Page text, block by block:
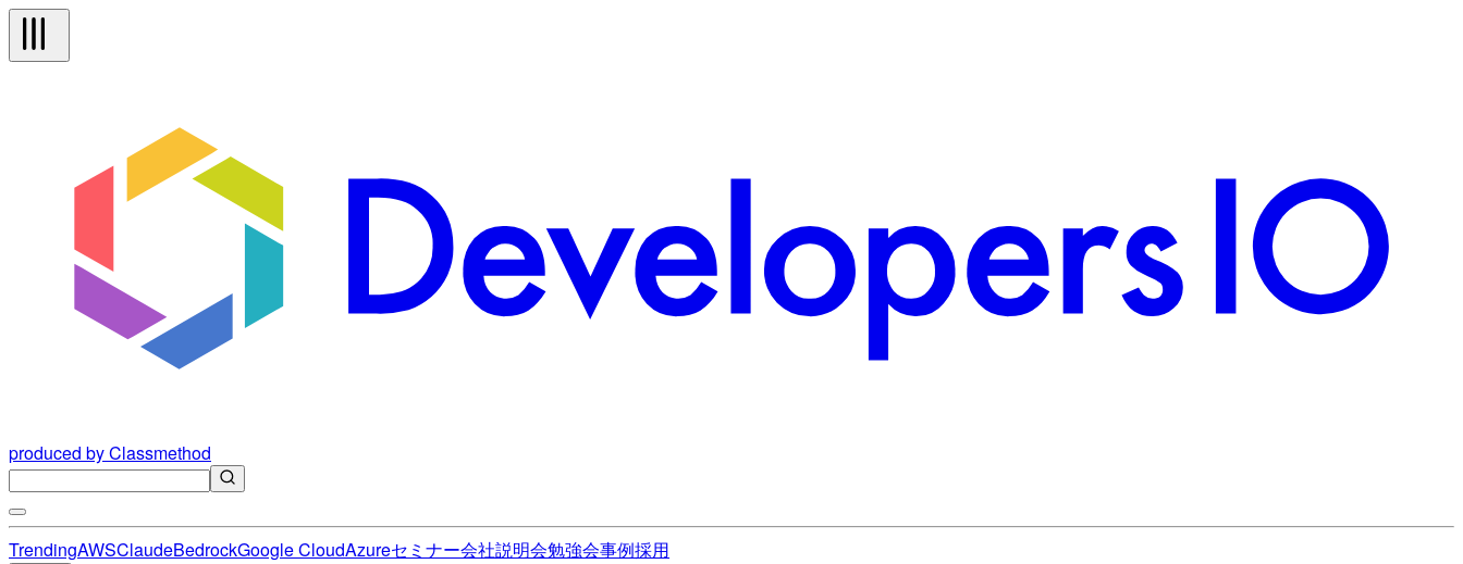
produced by Classmethod
TrendingAWSClaudeBedrockGoogle CloudAzureセミナー会社説明会勉強会事例採用